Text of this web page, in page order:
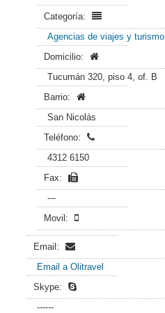
Categoría:
Agencias de viajes y turismo
Domicilio:
Tucumán 320, piso 4, of. B
Barrio:
San Nicolás
Teléfono:
4312 6150
Fax:
---
Movil:
Email:
Email a Olitravel
Skype:
------